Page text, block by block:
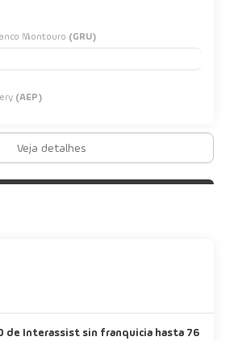
Montouro (GRU)
(AEP)
Veja detalhes
de Interassist sin franquicia hasta 76